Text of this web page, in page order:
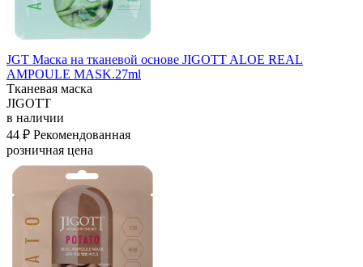
JGT Маска на тканевой основе JIGOTT ALOE REAL
AMPOULE MASK.27ml
Тканевая маска
JIGOTT
в наличии
44 ₽ Рекомендованная
розничная цена